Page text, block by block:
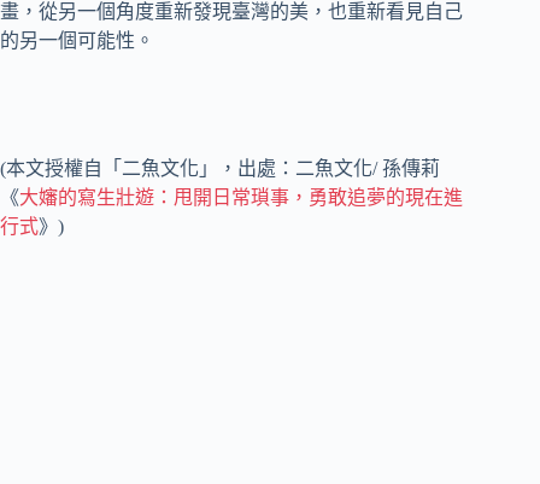
畫，從另一個角度重新發現臺灣的美，也重新看見自己
的另一個可能性。
(本文授權自「二魚文化」，出處：二魚文化/ 孫傳莉
《大嬸的寫生壯遊：甩開日常瑣事，勇敢追夢的現在進
行式》)